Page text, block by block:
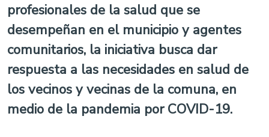
profesionales de la salud que se
desempeñan en el municipio y agentes
comunitarios, la iniciativa busca dar
respuesta a las necesidades en salud de
los vecinos y vecinas de la comuna, en
medio de la pandemia por COVID-19.